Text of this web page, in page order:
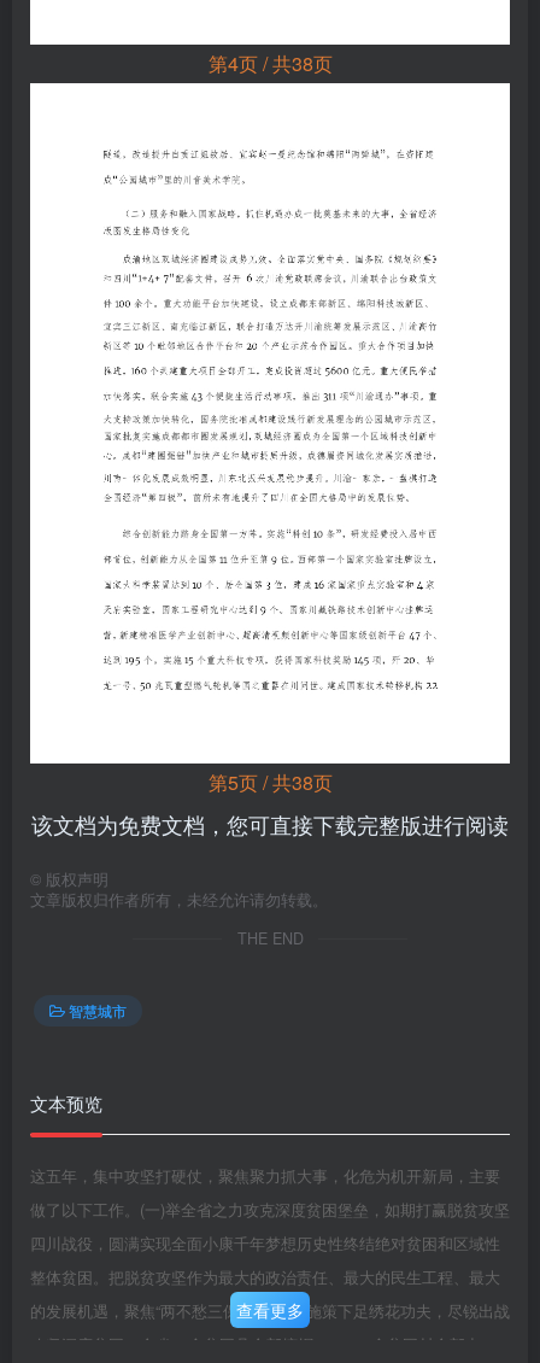
第4页 / 共38页
第5页 / 共38页
该文档为免费文档，您可直接下载完整版进行阅读
© 版权声明
文章版权归作者所有，未经允许请勿转载。
THE END
智慧城市
文本预览
这五年，集中攻坚打硬仗，聚焦聚力抓大事，化危为机开新局，主要
做了以下工作。(一)举全省之力攻克深度贫困堡垒，如期打赢脱贫攻坚
四川战役，圆满实现全面小康千年梦想历史性终结绝对贫困和区域性
整体贫困。把脱贫攻坚作为最大的政治责任、最大的民生工程、最大
的发展机遇，聚焦“两不愁三保障”，精准施策下足绣花功夫，尽锐出战
攻坚深度贫困。全省88个贫困县全部摘帽、11501个贫困村全部出
查看更多